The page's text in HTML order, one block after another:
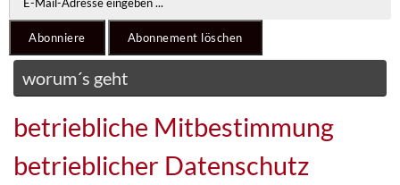
worum´s geht
betriebliche Mitbestimmung
betrieblicher Datenschutz